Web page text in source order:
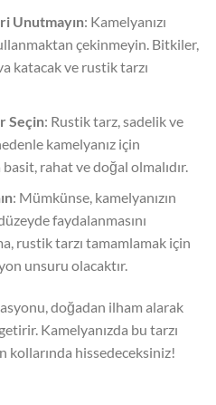
Unutmayın: Kamelyanızı
çekinmeyin. Bitkiler,
katacak ve rustik tarzı
Seçin: Rustik tarz, sadelik ve
kamelyanız için
rahat ve doğal olmalıdır.
: Mümkünse, kamelyanızın
faydalanmasını
rustik tarzı tamamlamak için
unsuru olacaktır.
doğadan ilham alarak
Kamelyanızda bu tarzı
kollarında hissedeceksiniz!